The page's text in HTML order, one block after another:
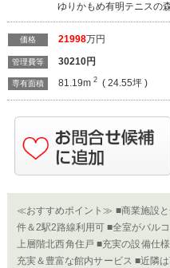
ゆりかもめ有明テニスの
価格 21998万円
管理費等 30210円
専有面積 81.19m2 ( 24.55坪 )
≪おすすめポイント≫ ■商業施設と
件＆2駅2路線利用可 ■全室がバル
上層階北西角住戸 ■充実の設備仕
充実＆豊富な館内サービス ■近隣